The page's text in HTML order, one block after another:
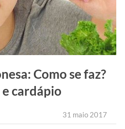
Como se faz?
cardápio
31 maio 2017